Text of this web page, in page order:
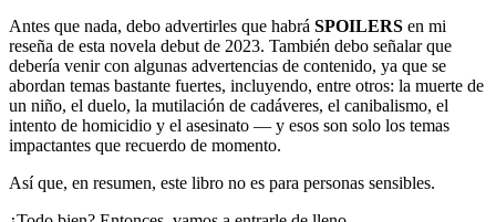
Antes que nada, debo advertirles que habrá SPOILERS en mi
reseña de esta novela debut de 2023. También debo señalar que
debería venir con algunas advertencias de contenido, ya que se
abordan temas bastante fuertes, incluyendo, entre otros: la muerte de
un niño, el duelo, la mutilación de cadáveres, el canibalismo, el
intento de homicidio y el asesinato — y esos son solo los temas
impactantes que recuerdo de momento.
Así que, en resumen, este libro no es para personas sensibles.